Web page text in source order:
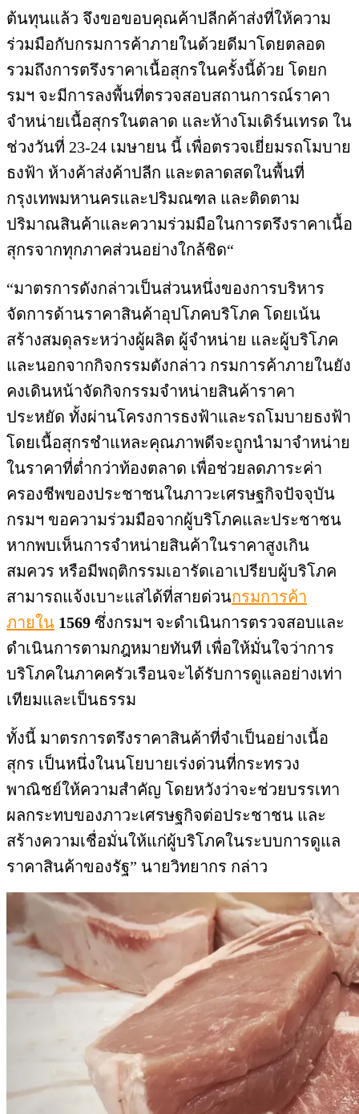
ต้นทุนแล้ว จึงขอขอบคุณค้าปลีกค้าส่งที่ให้ความ
ร่วมมือกับกรมการค้าภายในด้วยดีมาโดยตลอด
รวมถึงการตรึงราคาเนื้อสุกรในครั้งนี้ด้วย โดยก
รมฯ จะมีการลงพื้นที่ตรวจสอบสถานการณ์ราคา
จำหน่ายเนื้อสุกรในตลาด และห้างโมเดิร์นเทรด ใน
ช่วงวันที่ 23-24 เมษายน นี้ เพื่อตรวจเยี่ยมรถโมบาย
ธงฟ้า ห้างค้าส่งค้าปลีก และตลาดสดในพื้นที่
กรุงเทพมหานครและปริมณฑล และติดตาม
ปริมาณสินค้าและความร่วมมือในการตรึงราคาเนื้อ
สุกรจากทุกภาคส่วนอย่างใกล้ชิด“
“มาตรการดังกล่าวเป็นส่วนหนึ่งของการบริหาร
จัดการด้านราคาสินค้าอุปโภคบริโภค โดยเน้น
สร้างสมดุลระหว่างผู้ผลิต ผู้จำหน่าย และผู้บริโภค
และนอกจากกิจกรรมดังกล่าว กรมการค้าภายในยัง
คงเดินหน้าจัดกิจกรรมจำหน่ายสินค้าราคา
ประหยัด ทั้งผ่านโครงการธงฟ้าและรถโมบายธงฟ้า
โดยเนื้อสุกรชำแหละคุณภาพดีจะถูกนำมาจำหน่าย
ในราคาที่ต่ำกว่าท้องตลาด เพื่อช่วยลดภาระค่า
ครองชีพของประชาชนในภาวะเศรษฐกิจปัจจุบัน
กรมฯ ขอความร่วมมือจากผู้บริโภคและประชาชน
หากพบเห็นการจำหน่ายสินค้าในราคาสูงเกิน
สมควร หรือมีพฤติกรรมเอารัดเอาเปรียบผู้บริโภค
สามารถแจ้งเบาะแสได้ที่สายด่วนกรมการค้า
ภายใน 1569 ซึ่งกรมฯ จะดำเนินการตรวจสอบและ
ดำเนินการตามกฎหมายทันที เพื่อให้มั่นใจว่าการ
บริโภคในภาคครัวเรือนจะได้รับการดูแลอย่างเท่า
เทียมและเป็นธรรม
ทั้งนี้ มาตรการตรึงราคาสินค้าที่จำเป็นอย่างเนื้อ
สุกร เป็นหนึ่งในนโยบายเร่งด่วนที่กระทรวง
พาณิชย์ให้ความสำคัญ โดยหวังว่าจะช่วยบรรเทา
ผลกระทบของภาวะเศรษฐกิจต่อประชาชน และ
สร้างความเชื่อมั่นให้แก่ผู้บริโภคในระบบการดูแล
ราคาสินค้าของรัฐ” นายวิทยากร กล่าว